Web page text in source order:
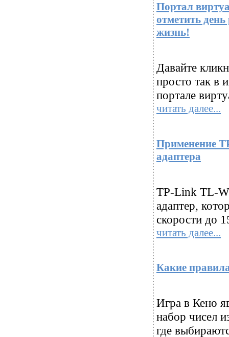
Портал
отметить
жизнь!
Давайте
просто так в
портале
читать далее...
Применение
адаптера
TP-Link TL-
адаптер,
скорости до
читать далее...
Какие
Игра в Кено
набор чисел
где